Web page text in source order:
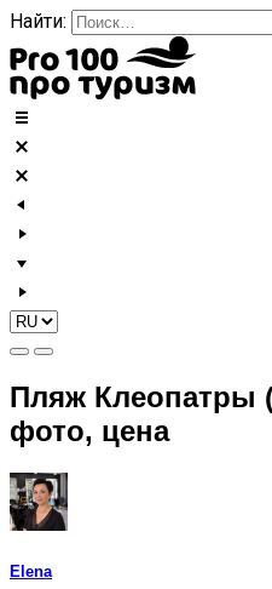
Найти:
Пляж Клеопатры
фото, цена
Elena